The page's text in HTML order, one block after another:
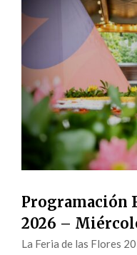
Programación
2026 –
La Feria de las Flores